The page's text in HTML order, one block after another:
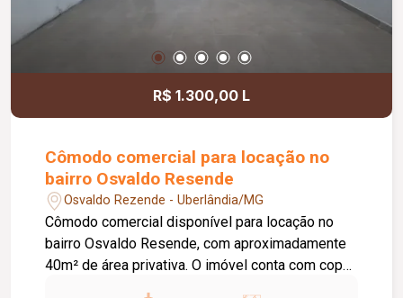
R$ 1.300,00 L
Cômodo comercial para locação no
bairro Osvaldo Resende
Osvaldo Rezende - Uberlândia/MG
Cômodo comercial disponível para locação no
bairro Osvaldo Resende, com aproximadamente
40m² de área privativa. O imóvel conta com copa,